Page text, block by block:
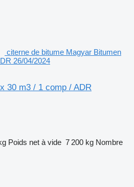
citerne de bitume Magyar Bitumen
26/04/2024
30 m3 / 1 comp / ADR
Poids net à vide 7 200 kg Nombre